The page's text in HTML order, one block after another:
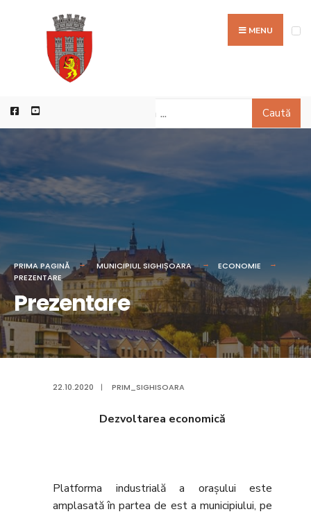
MENU
Caută
PRIMA PAGINĂ MUNICIPIUL SIGHIȘOARA
ECONOMIE
PREZENTARE
Prezentare
22.10.2020 | PRIM_SIGHISOARA
Dezvoltarea economică
Platforma industrială a oraşului este
amplasată în partea de est a municipiului, pe